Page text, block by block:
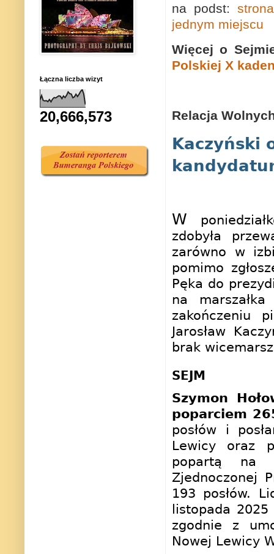
na podst:
jednym miejscu
Więcej o
Polskiej X
Relacja
Kaczyński
W
zdobyła
zarówno w
pomimo
Pęka do
na
zakończeniu
Jarosław
brak
SEJM
Szymon
poparciem
posłów i
Lewicy oraz
popartą na
Zjednoczonej
193 posłów.
listopada 2025
zgodnie z
Nowej Lewicy
Łączna liczba wizyt
20,666,573